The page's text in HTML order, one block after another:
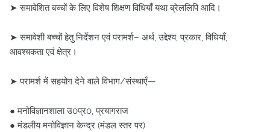
➤ समावेशित बच्चों के लिए विशेष शिक्षण विधियाँ यथा ब्रेललिपि आदि।
➤ समावेशी बच्चों हेतु निर्देशन एवं परामर्श– अर्थ, उद्देश्य, प्रकार, विधियाँ,
आवश्यकता एवं क्षेत्र।
➤ परामर्श में सहयोग देने वाले विभाग/संस्थाएँ—
● मनोविज्ञानशाला उ0प्र0, प्रयागराज
● मंडलीय मनोविज्ञान केन्द्र (मंडल स्तर पर)